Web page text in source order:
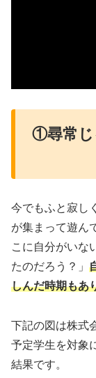
①尋常じ
今でもふと寂し
が集まって遊ん
こに自分がいな
たのだろう？」
しんだ時期もあ
下記の図は株式
予定学生を対象
結果です。